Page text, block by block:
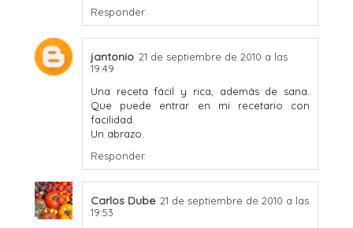
Responder
jantonio 21 de septiembre de 2010 a las
19:49
Una receta fácil y rica, además de sana.
Que puede entrar en mi recetario con
facilidad.
Un abrazo.
Responder
Carlos Dube 21 de septiembre de 2010 a las
19:53